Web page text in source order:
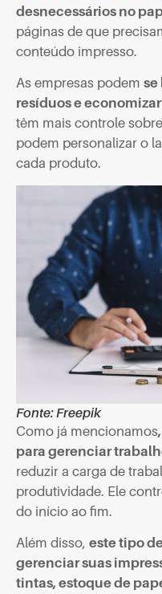
desnecessários no
páginas de que
conteúdo impresso.
As empresas podem se
resíduos e
têm mais controle
podem personalizar o
cada produto.
Fonte: Freepik
Como já mencionamos
para gerenciar
reduzir a carga de
produtividade. Ele
do início ao fim.
Além disso, este tipo
gerenciar suas
tintas, estoque de